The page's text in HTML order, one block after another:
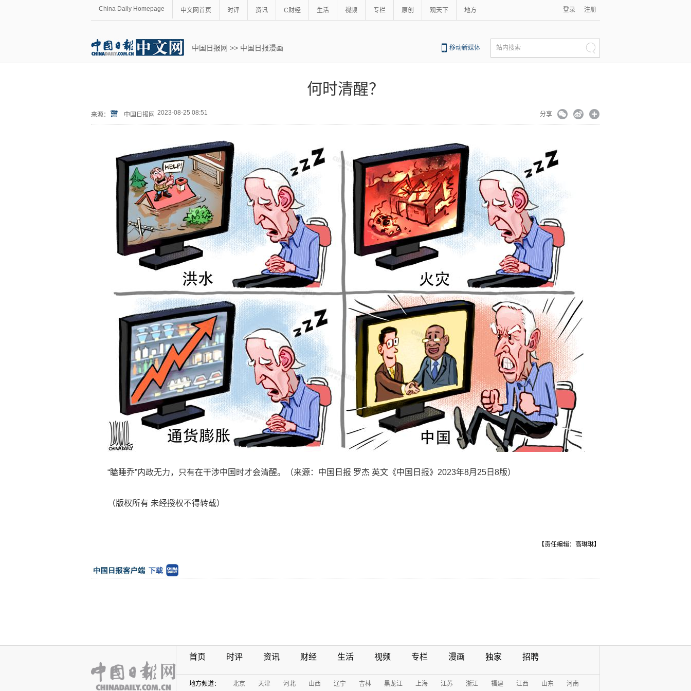
China Daily Homepage 中文网首页 时评 资讯 C财经 生活 视频 专栏 原创 观天下 地方 登录 注册
中国日报网 >> 中国日报漫画 移动新媒体 站内搜索
何时清醒？
来源： 中国日报网 2023-08-25 08:51 分享
“瞌睡乔”内政无力，只有在干涉中国时才会清醒。（来源：中国日报 罗杰 英文《中国日报》2023年8月25日8版）
（版权所有 未经授权不得转载）
【责任编辑：高琳琳】
首页 时评 资讯 财经 生活 视频 专栏 漫画 独家 招聘
地方频道： 北京 天津 河北 山西 辽宁 吉林 黑龙江 上海 江苏 浙江 福建 江西 山东 河南